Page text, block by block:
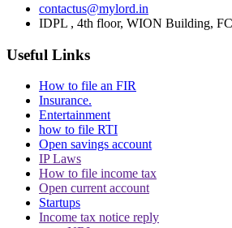
contactus@mylord.in
IDPL , 4th floor, WION Building,
Useful Links
How to file an FIR
Insurance.
Entertainment
how to file RTI
Open savings account
IP Laws
How to file income tax
Open current account
Startups
Income tax notice reply